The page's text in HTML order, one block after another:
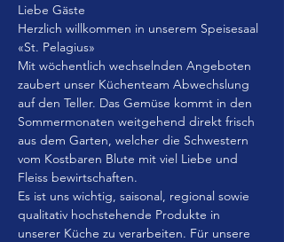
Liebe Gäste
Herzlich willkommen in unserem Speisesaal
«St. Pelagius»
Mit wöchentlich wechselnden Angeboten
zaubert unser Küchenteam Abwechslung
auf den Teller. Das Gemüse kommt in den
Sommermonaten weitgehend direkt frisch
aus dem Garten, welcher die Schwestern
vom Kostbaren Blute mit viel Liebe und
Fleiss bewirtschaften.
Es ist uns wichtig, saisonal, regional sowie
qualitativ hochstehende Produkte in
unserer Küche zu verarbeiten. Für unsere